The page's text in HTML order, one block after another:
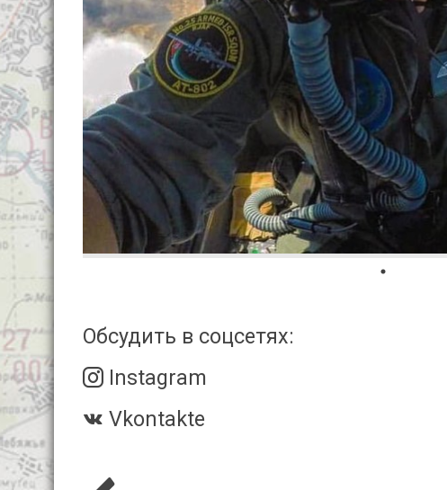
Обсудить в соцсетях:
Instagram
Vkontakte